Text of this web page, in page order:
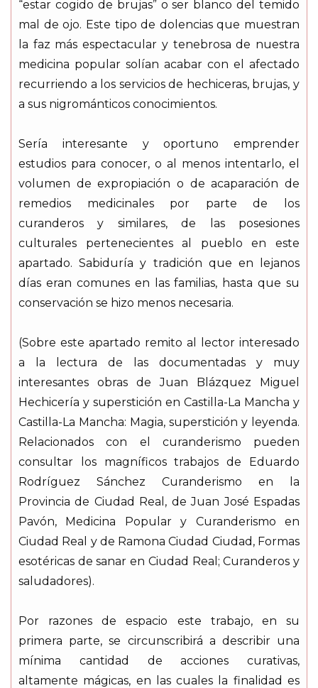
“estar cogido de brujas” o ser blanco del temido
mal de ojo. Este tipo de dolencias que muestran
la faz más espectacular y tenebrosa de nuestra
medicina popular solían acabar con el afectado
recurriendo a los servicios de hechiceras, brujas, y
a sus nigrománticos conocimientos.
Sería interesante y oportuno emprender
estudios para conocer, o al menos intentarlo, el
volumen de expropiación o de acaparación de
remedios medicinales por parte de los
curanderos y similares, de las posesiones
culturales pertenecientes al pueblo en este
apartado. Sabiduría y tradición que en lejanos
días eran comunes en las familias, hasta que su
conservación se hizo menos necesaria.
(Sobre este apartado remito al lector interesado
a la lectura de las documentadas y muy
interesantes obras de Juan Blázquez Miguel
Hechicería y superstición en Castilla-La Mancha y
Castilla-La Mancha: Magia, superstición y leyenda.
Relacionados con el curanderismo pueden
consultar los magníficos trabajos de Eduardo
Rodríguez Sánchez Curanderismo en la
Provincia de Ciudad Real, de Juan José Espadas
Pavón, Medicina Popular y Curanderismo en
Ciudad Real y de Ramona Ciudad Ciudad, Formas
esotéricas de sanar en Ciudad Real; Curanderos y
saludadores).
Por razones de espacio este trabajo, en su
primera parte, se circunscribirá a describir una
mínima cantidad de acciones curativas,
altamente mágicas, en las cuales la finalidad es